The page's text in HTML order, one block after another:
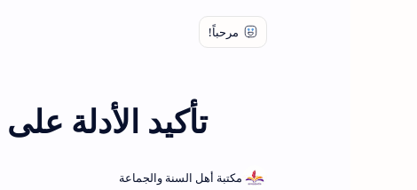
تأكيد الأدلة